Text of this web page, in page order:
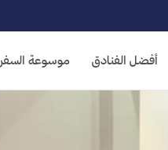
أفضل الفنادق موسوعة السفر